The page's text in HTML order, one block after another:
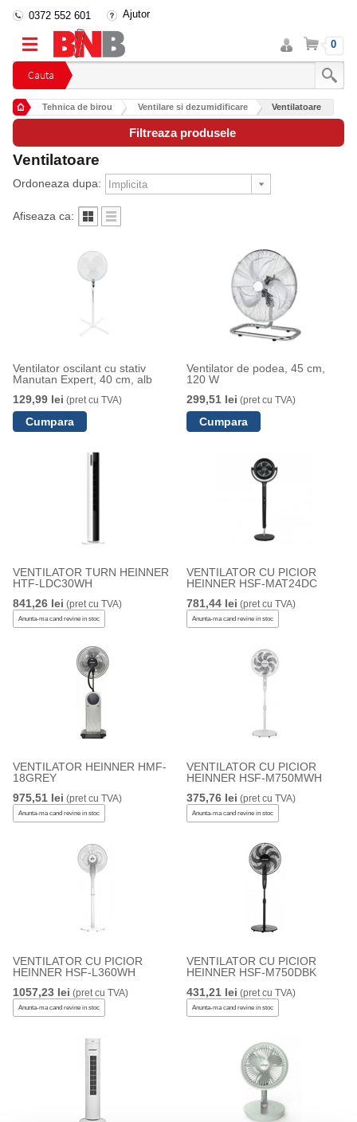
Cauta
0372 552 601 Ajutor
Intra
in
cont
Cos 0
Tehnica de birou Ventilare si dezumidificare Ventilatoare
Filtreaza produsele
Ventilatoare
Ordoneaza dupa:
Afiseaza ca:
Ventilator oscilant cu stativ
Manutan Expert, 40 cm, alb
129,99 lei (pret cu TVA)
Ventilator de podea, 45 cm,
120 W
299,51 lei (pret cu TVA)
VENTILATOR TURN HEINNER
HTF-LDC30WH
841,26 lei (pret cu TVA)
Anunta-ma cand revine in stoc
VENTILATOR CU PICIOR
HEINNER HSF-MAT24DC
781,44 lei (pret cu TVA)
Anunta-ma cand revine in stoc
VENTILATOR HEINNER HMF-
18GREY
975,51 lei (pret cu TVA)
Anunta-ma cand revine in stoc
VENTILATOR CU PICIOR
HEINNER HSF-M750MWH
375,76 lei (pret cu TVA)
Anunta-ma cand revine in stoc
VENTILATOR CU PICIOR
HEINNER HSF-L360WH
1057,23 lei (pret cu TVA)
Anunta-ma cand revine in stoc
VENTILATOR CU PICIOR
HEINNER HSF-M750DBK
431,21 lei (pret cu TVA)
Anunta-ma cand revine in stoc